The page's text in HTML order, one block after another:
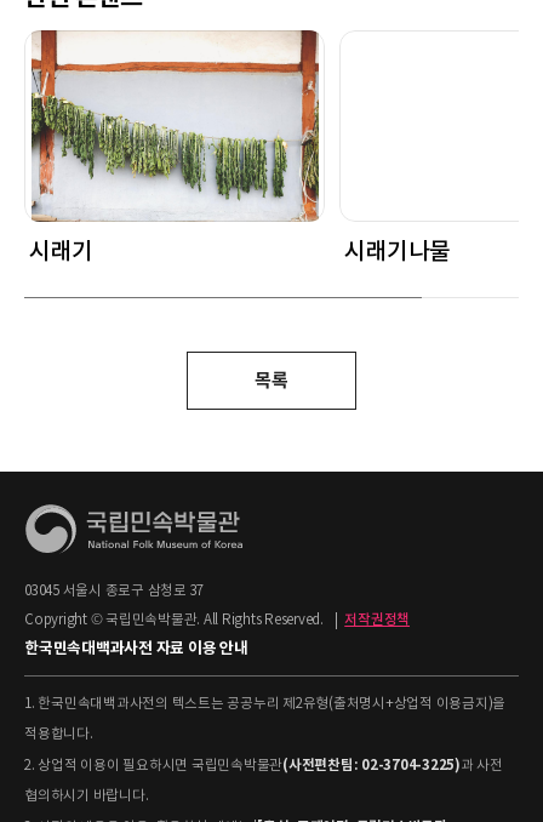
시래기 시래기나물
목록
03045 서울시 종로구 삼청로 37
Copyright © 국립민속박물관. All Rights Reserved.
저작권정책
한국민속대백과사전 자료 이용 안내
1. 한국민속대백과사전의 텍스트는 공공누리 제2유형(출처명시+상업적 이용금지)을
적용합니다.
2. 상업적 이용이 필요하시면 국립민속박물관(사전편찬팀: 02-3704-3225)과 사전
협의하시기 바랍니다.